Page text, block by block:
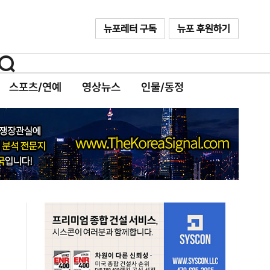
스포츠/연예 영상뉴스 인물/동정